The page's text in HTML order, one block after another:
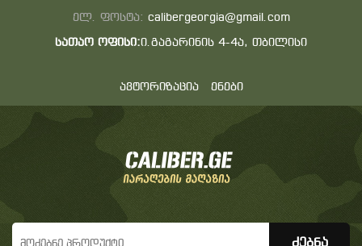
ელ. ფოსტა: calibergeorgia@gmail.com
სათაო ოფისი:ი.გაგარინის 4-4ა, თბილისი
ავტორიზაცია ენები